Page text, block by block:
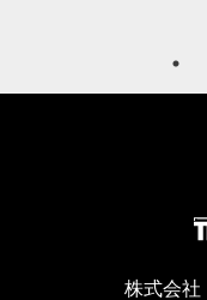
株式会社